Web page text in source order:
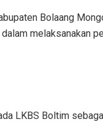
Bolaang
melaksanakan
LKBS Boltim